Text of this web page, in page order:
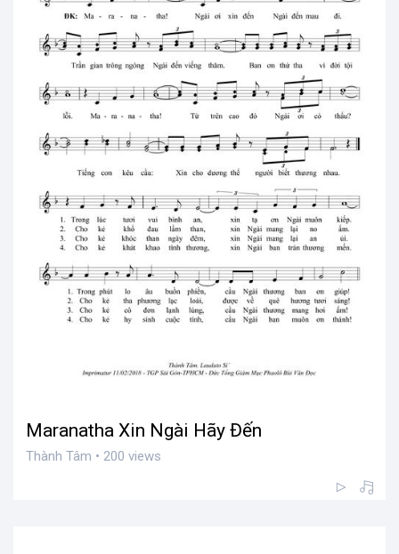
Maranatha Xin Ngài Hãy Đến
Thành Tâm • 200 views